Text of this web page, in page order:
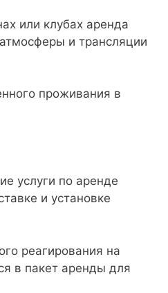
или клубах аренда
и трансляции
проживания в
услуги по аренде
и установке
реагирования на
в пакет аренды для